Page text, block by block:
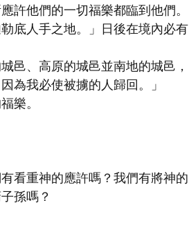
許他們的一切福樂都臨到他們。
底人手之地。」日後在境內必有
邑、高原的城邑並南地的城邑，
為我必使被擄的人歸回。」
樂。
看重神的應許嗎？我們有將神的
孫嗎？